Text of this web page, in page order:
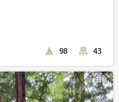
98 43
2日前